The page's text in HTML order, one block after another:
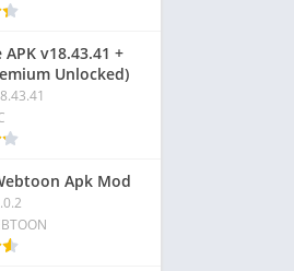
APK v18.43.41 +
Unlocked)
Apk Mod